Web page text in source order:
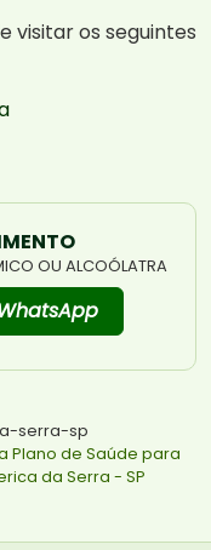
visitar os seguintes
OU ALCOÓLATRA
serra-sp
Plano de Saúde para
da Serra - SP